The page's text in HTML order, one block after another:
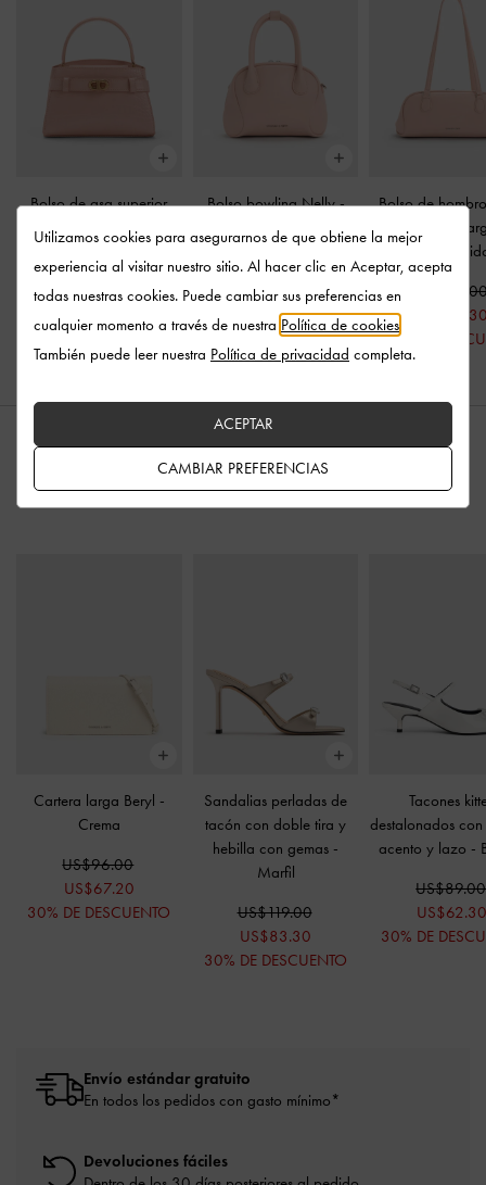
Bolso de asa superior
Aubrielle efecto cocodrilo
US$96.00
Bolso bowling Nelly-
Rosa Pálido
US$99.00
US$69.30
30% DE DESCUENTO
Bolso de
con diseño
Rosa
30% DE
ESTILO CON
Cartera larga Beryl -
Crema
US$96.00
US$67.20
30% DE DESCUENTO
Sandalias perladas de
tacón con doble tira y
hebilla con gemas -
Marfil
US$119.00
US$83.30
30% DE DESCUENTO
Tacones
destalonados
acento y lazo -
US$89.00
30% DE
Envío estándar gratuito
En todos los pedidos con gasto mínimo*
Devoluciones fáciles
Utilizamos cookies para asegurarnos de que obtiene la mejor
experiencia al visitar nuestro sitio. Al hacer clic en Aceptar, acepta
todas nuestras cookies. Puede cambiar sus preferencias en
cualquier momento a través de nuestra Política de cookies
También puede leer nuestra Política de privacidad completa.
CAMBIAR PREFERENCIAS
ACEPTAR